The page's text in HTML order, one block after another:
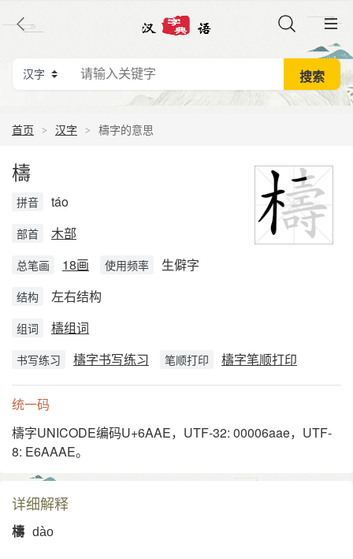
首页 汉字 檮字的意思
檮
拼音 táo
部首 木部
总笔画 18画 使用频率 生僻字
结构 左右结构
组词 檮组词
书写练习 檮字书写练习 笔顺打印 檮字笔顺打印
统一码
檮字UNICODE编码U+6AAE，UTF-32: 00006aae，UTF-
8: E6AAAE。
详细解释
檮 dào